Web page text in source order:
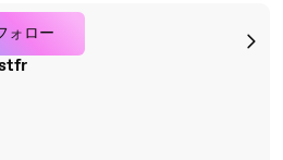
ォロー